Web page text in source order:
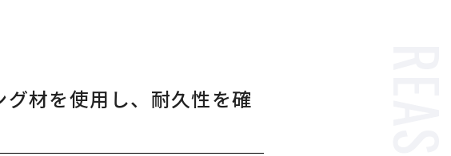
材を使用し、耐久性を確